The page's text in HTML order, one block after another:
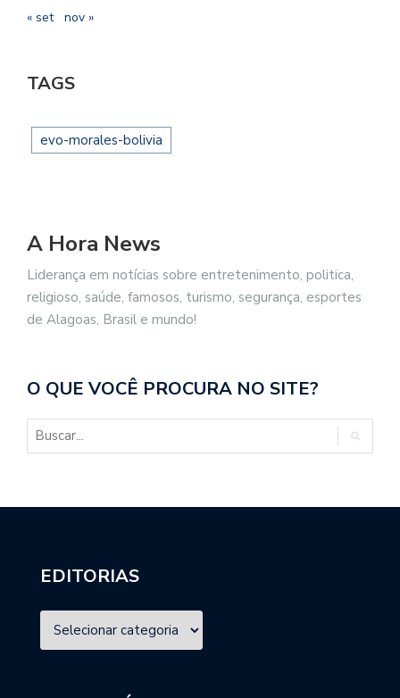
« set nov »
TAGS
evo-morales-bolivia
A Hora News
Liderança em notícias sobre entretenimento, politica,
religioso, saúde, famosos, turismo, segurança, esportes
de Alagoas, Brasil e mundo!
O QUE VOCÊ PROCURA NO SITE?
EDITORIAS